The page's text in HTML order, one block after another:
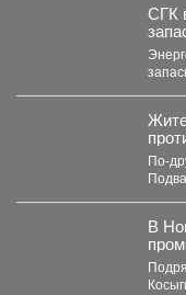
СГК
По-
В